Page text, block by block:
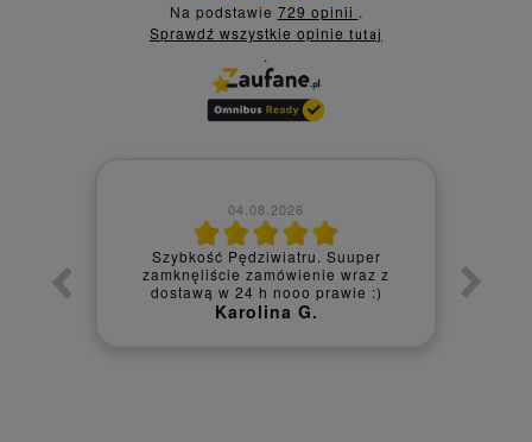
Na podstawie 729 opinii .
Sprawdź wszystkie opinie tutaj
.
04.08.2026
Szybkość Pędziwiatru. Suuper
zamknęliście zamówienie wraz z
dostawą w 24 h nooo prawie :)
Karolina G.